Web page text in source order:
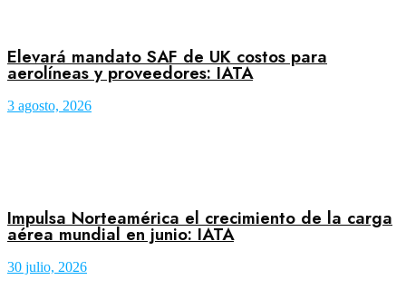
Elevará mandato SAF de UK costos para
aerolíneas y proveedores: IATA
3 agosto, 2026
Impulsa Norteamérica el crecimiento de la carga
aérea mundial en junio: IATA
30 julio, 2026